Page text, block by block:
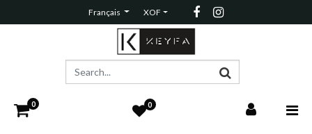
Français XOF
0 0